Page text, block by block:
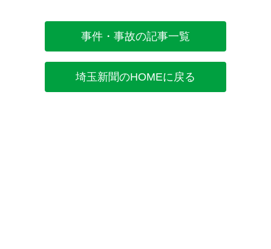
事件・事故の記事一覧
埼玉新聞のHOMEに戻る